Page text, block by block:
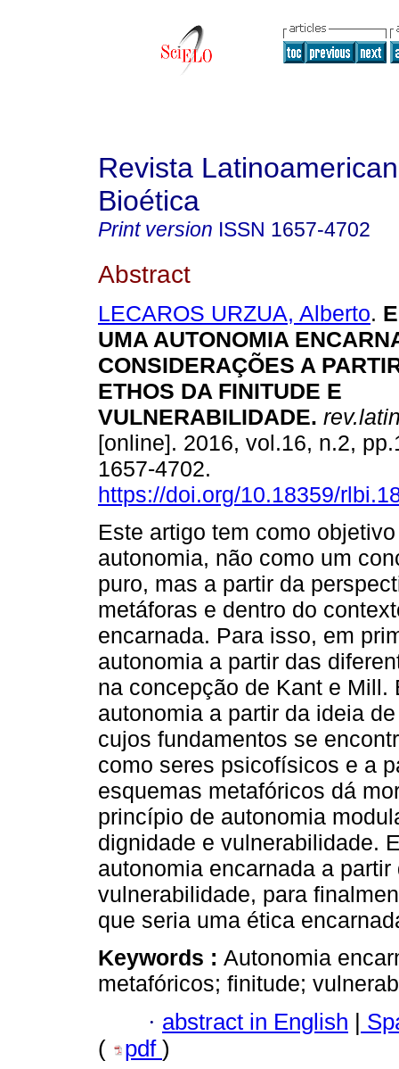
Revista
Bioética
Print version ISSN 1657-4702
Abstract
LECAROS URZUA, Alberto.
UMA AUTONOMIA
CONSIDERAÇÕES A
ETHOS DA FINITUDE E
VULNERABILIDADE.
[online]. 2016, vol.16, n.2,
1657-4702.
https://doi.org/10.18359/
Este artigo tem como
autonomia, não como um
puro, mas a partir da
metáforas e dentro do
encarnada. Para isso, em
autonomia a partir das
na concepção de Kant e Mill.
autonomia a partir da ideia
cujos fundamentos se
como seres psicofísicos e a
esquemas metafóricos dá
princípio de autonomia
dignidade e vulnerabilidade.
autonomia encarnada a
vulnerabilidade, para
que seria uma ética
Keywords : Autonomia
metafóricos; finitude;
· abstract in English |
(
pdf )